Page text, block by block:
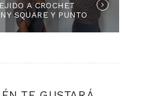
A CROCHET
SQUARE Y PUNTO